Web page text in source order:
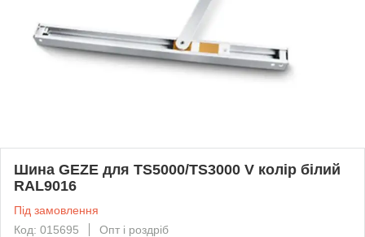
Шина GEZE для TS5000/TS3000 V колір білий
RAL9016
Під замовлення
Код: 015695
Опт і роздріб